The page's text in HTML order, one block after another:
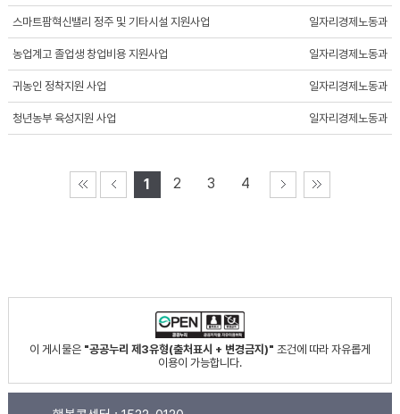
스마트팜혁신밸리 정주 및 기타시설 지원사업 일자리경제노동과
농업계고 졸업생 창업비용 지원사업 일자리경제노동과
귀농인 정착지원 사업 일자리경제노동과
청년농부 육성지원 사업 일자리경제노동과
1 2 3 4
이 게시물은 "공공누리 제3유형(출처표시 + 변경금지)" 조건에 따라 자유롭게
이용이 가능합니다.